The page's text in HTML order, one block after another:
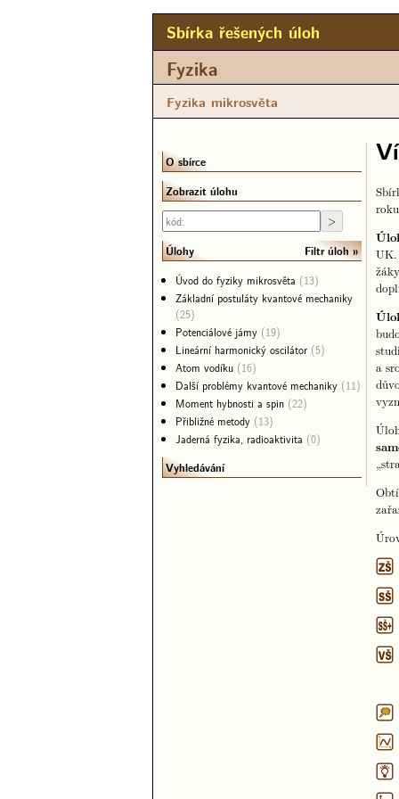
Sbírka řešených úloh
Fyzika
Fyzika mikrosvěta
UK.
a
O sbírce
Zobrazit úlohu
Úlohy
Filtr úloh
Úvod do fyziky mikrosvěta (13)
Základní postuláty kvantové mechaniky
(25)
Potenciálové jámy (19)
Lineární harmonický oscilátor (5)
Atom vodíku (16)
Další problémy kvantové mechaniky (11)
Moment hybnosti a spin (22)
Přibližné metody (13)
Jaderná fyzika, radioaktivita (0)
Vyhledávání